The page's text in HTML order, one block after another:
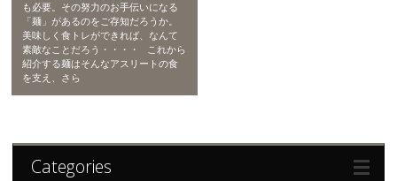
も必要。その努力のお手伝いになる
「麺」があるのをご存知だろうか。
美味しく食トレができれば、なんて
素敵なことだろう・・・・ これから
紹介する麺はそんなアスリートの食
を支え、さら
Categories